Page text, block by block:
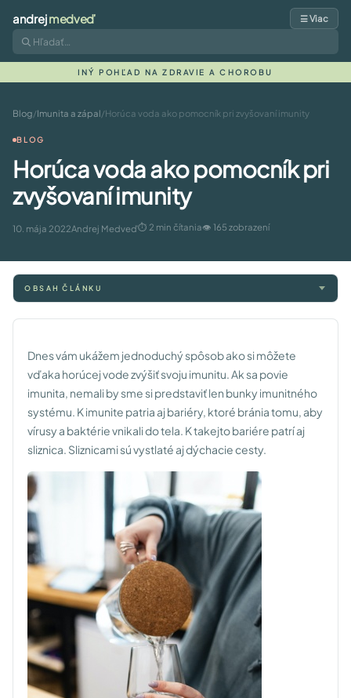
andrejmedveď ☰ Viac
INÝ POHĽAD NA ZDRAVIE A CHOROBU
Blog/Imunita a zápal/Horúca voda ako pomocník pri zvyšovaní imunity
BLOG
Horúca voda ako pomocník pri
zvyšovaní imunity
10. mája 2022Andrej Medveď⏱ 2 min čítania👁 165 zobrazení
OBSAH ČLÁNKU
Dnes vám ukážem jednoduchý spôsob ako si môžete
vďaka horúcej vode zvýšiť svoju imunitu. Ak sa povie
imunita, nemali by sme si predstaviť len bunky imunitného
systému. K imunite patria aj bariéry, ktoré bránia tomu, aby
vírusy a baktérie vnikali do tela. K takejto bariére patrí aj
sliznica. Sliznicami sú vystlaté aj dýchacie cesty.